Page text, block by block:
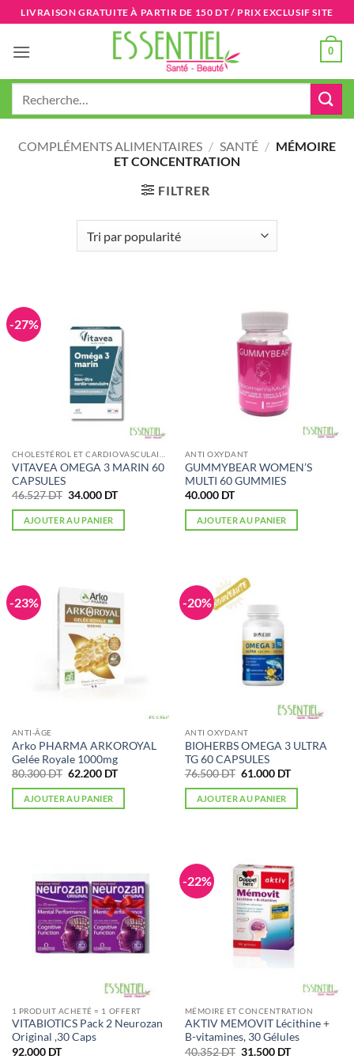
Passer
au
contenu
LIVRAISON GRATUITE À PARTIR DE 150 DT / PRIX EXCLUSIF SITE
0
COMPLÉMENTS ALIMENTAIRES / SANTÉ / MÉMOIRE
ET CONCENTRATION
FILTRER
-27%
VITAVEA OMEGA 3 MARIN 60
CAPSULES
46.527DT Le
initial
était :
34.000 DTLe
actuel
AJOUTER AU PANIER
ANTI OXYDANT
GUMMYBEAR WOMEN’S
MULTI 60 GUMMIES
40.000 DT
AJOUTER AU PANIER
-23%
ANTI-ÂGE
Arko PHARMA ARKOROYAL
Gelée Royale 1000mg
80.300DT Le
initial
était :
62.200 DTLe
actuel
AJOUTER AU PANIER
-20%
ANTI OXYDANT
BIOHERBS OMEGA 3 ULTRA
TG 60 CAPSULES
76.500DT Le
initial
était :
61.000 DTLe
actuel
AJOUTER AU PANIER
1 PRODUIT ACHETÉ = 1 OFFERT
VITABIOTICS Pack 2 Neurozan
Original ,30 Caps
92.000 DT
-22%
MÉMOIRE ET CONCENTRATION
AKTIV MEMOVIT Lécithine +
B-vitamines, 30 Gélules
40.352DT Le
31.500 DTLe